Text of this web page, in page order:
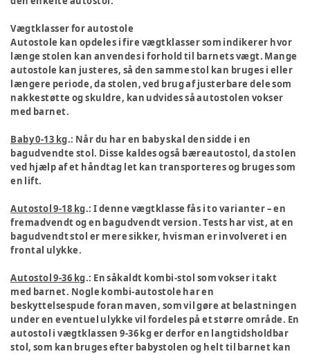
Vægtklasser for autostole
Autostole kan opdeles i fire vægtklasser som indikerer hvor
længe stolen kan anvendes i forhold til barnets vægt. Mange
autostole kan justeres, så den samme stol kan bruges i eller
længere periode, da stolen, ved brug af justerbare dele som
nakkestøtte og skuldre, kan udvides så autostolen vokser
med barnet.
Baby 0-13 kg.: Når du har en baby skal den sidde i en
bagudvendte stol. Disse kaldes også bæreautostol, da stolen
ved hjælp af et håndtag let kan transporteres og bruges som
en lift.
Autostol 9-18 kg.: I denne vægtklasse fås i to varianter – en
fremadvendt og en bagudvendt version. Tests har vist, at en
bagudvendt stol er mere sikker, hvis man er involveret i en
frontal ulykke.
Autostol 9-36 kg.: En såkaldt kombi-stol som vokser i takt
med barnet. Nogle kombi-autostole har en
beskyttelsespude foran maven, som vil gøre at belastningen
under en eventuel ulykke vil fordeles på et større område. En
autostol i vægtklassen 9-36 kg er derfor en langtidsholdbar
stol, som kan bruges efter babystolen og helt til barnet kan